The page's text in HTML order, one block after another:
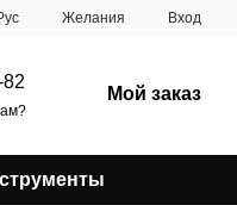
Желания Вход
Мой заказ